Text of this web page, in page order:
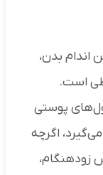
اندام بدن،
است.
پوستی
اگرچه
زودهنگام،